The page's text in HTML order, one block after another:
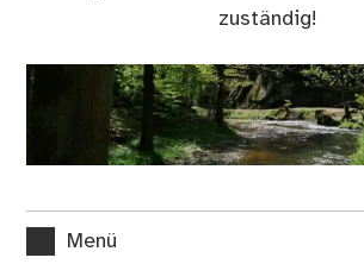
zuständig!
Menü